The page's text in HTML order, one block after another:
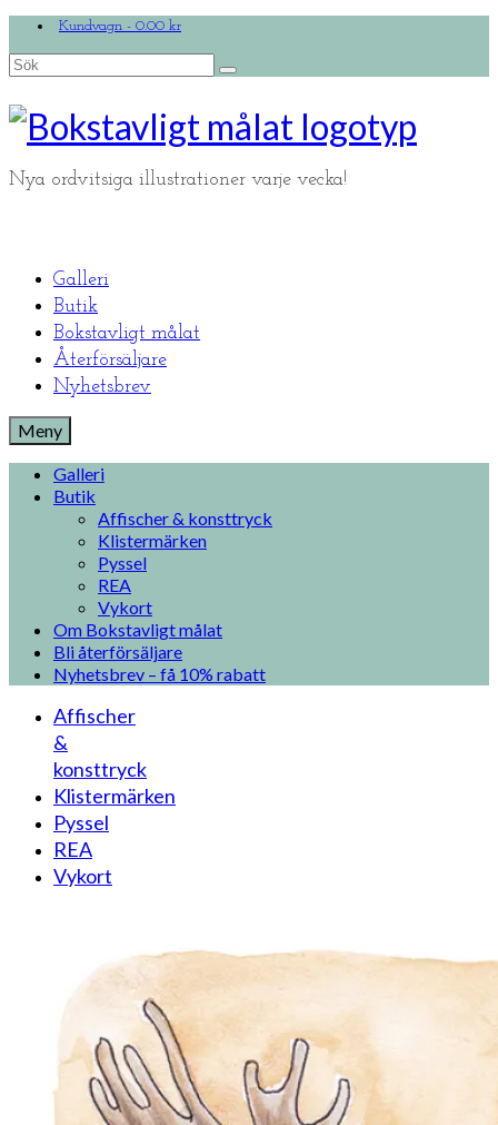
Kundvagn - 0.00 kr
Search
Nya ordvitsiga illustrationer varje vecka!
Galleri
Butik
Bokstavligt målat
Återförsäljare
Nyhetsbrev
Meny
Galleri
Butik
Affischer & konsttryck
Klistermärken
Pyssel
REA
Vykort
Om Bokstavligt målat
Bli återförsäljare
Nyhetsbrev – få 10% rabatt
Affischer
&
konsttryck
Klistermärken
Pyssel
REA
Vykort